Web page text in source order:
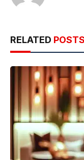
RELATED POSTS